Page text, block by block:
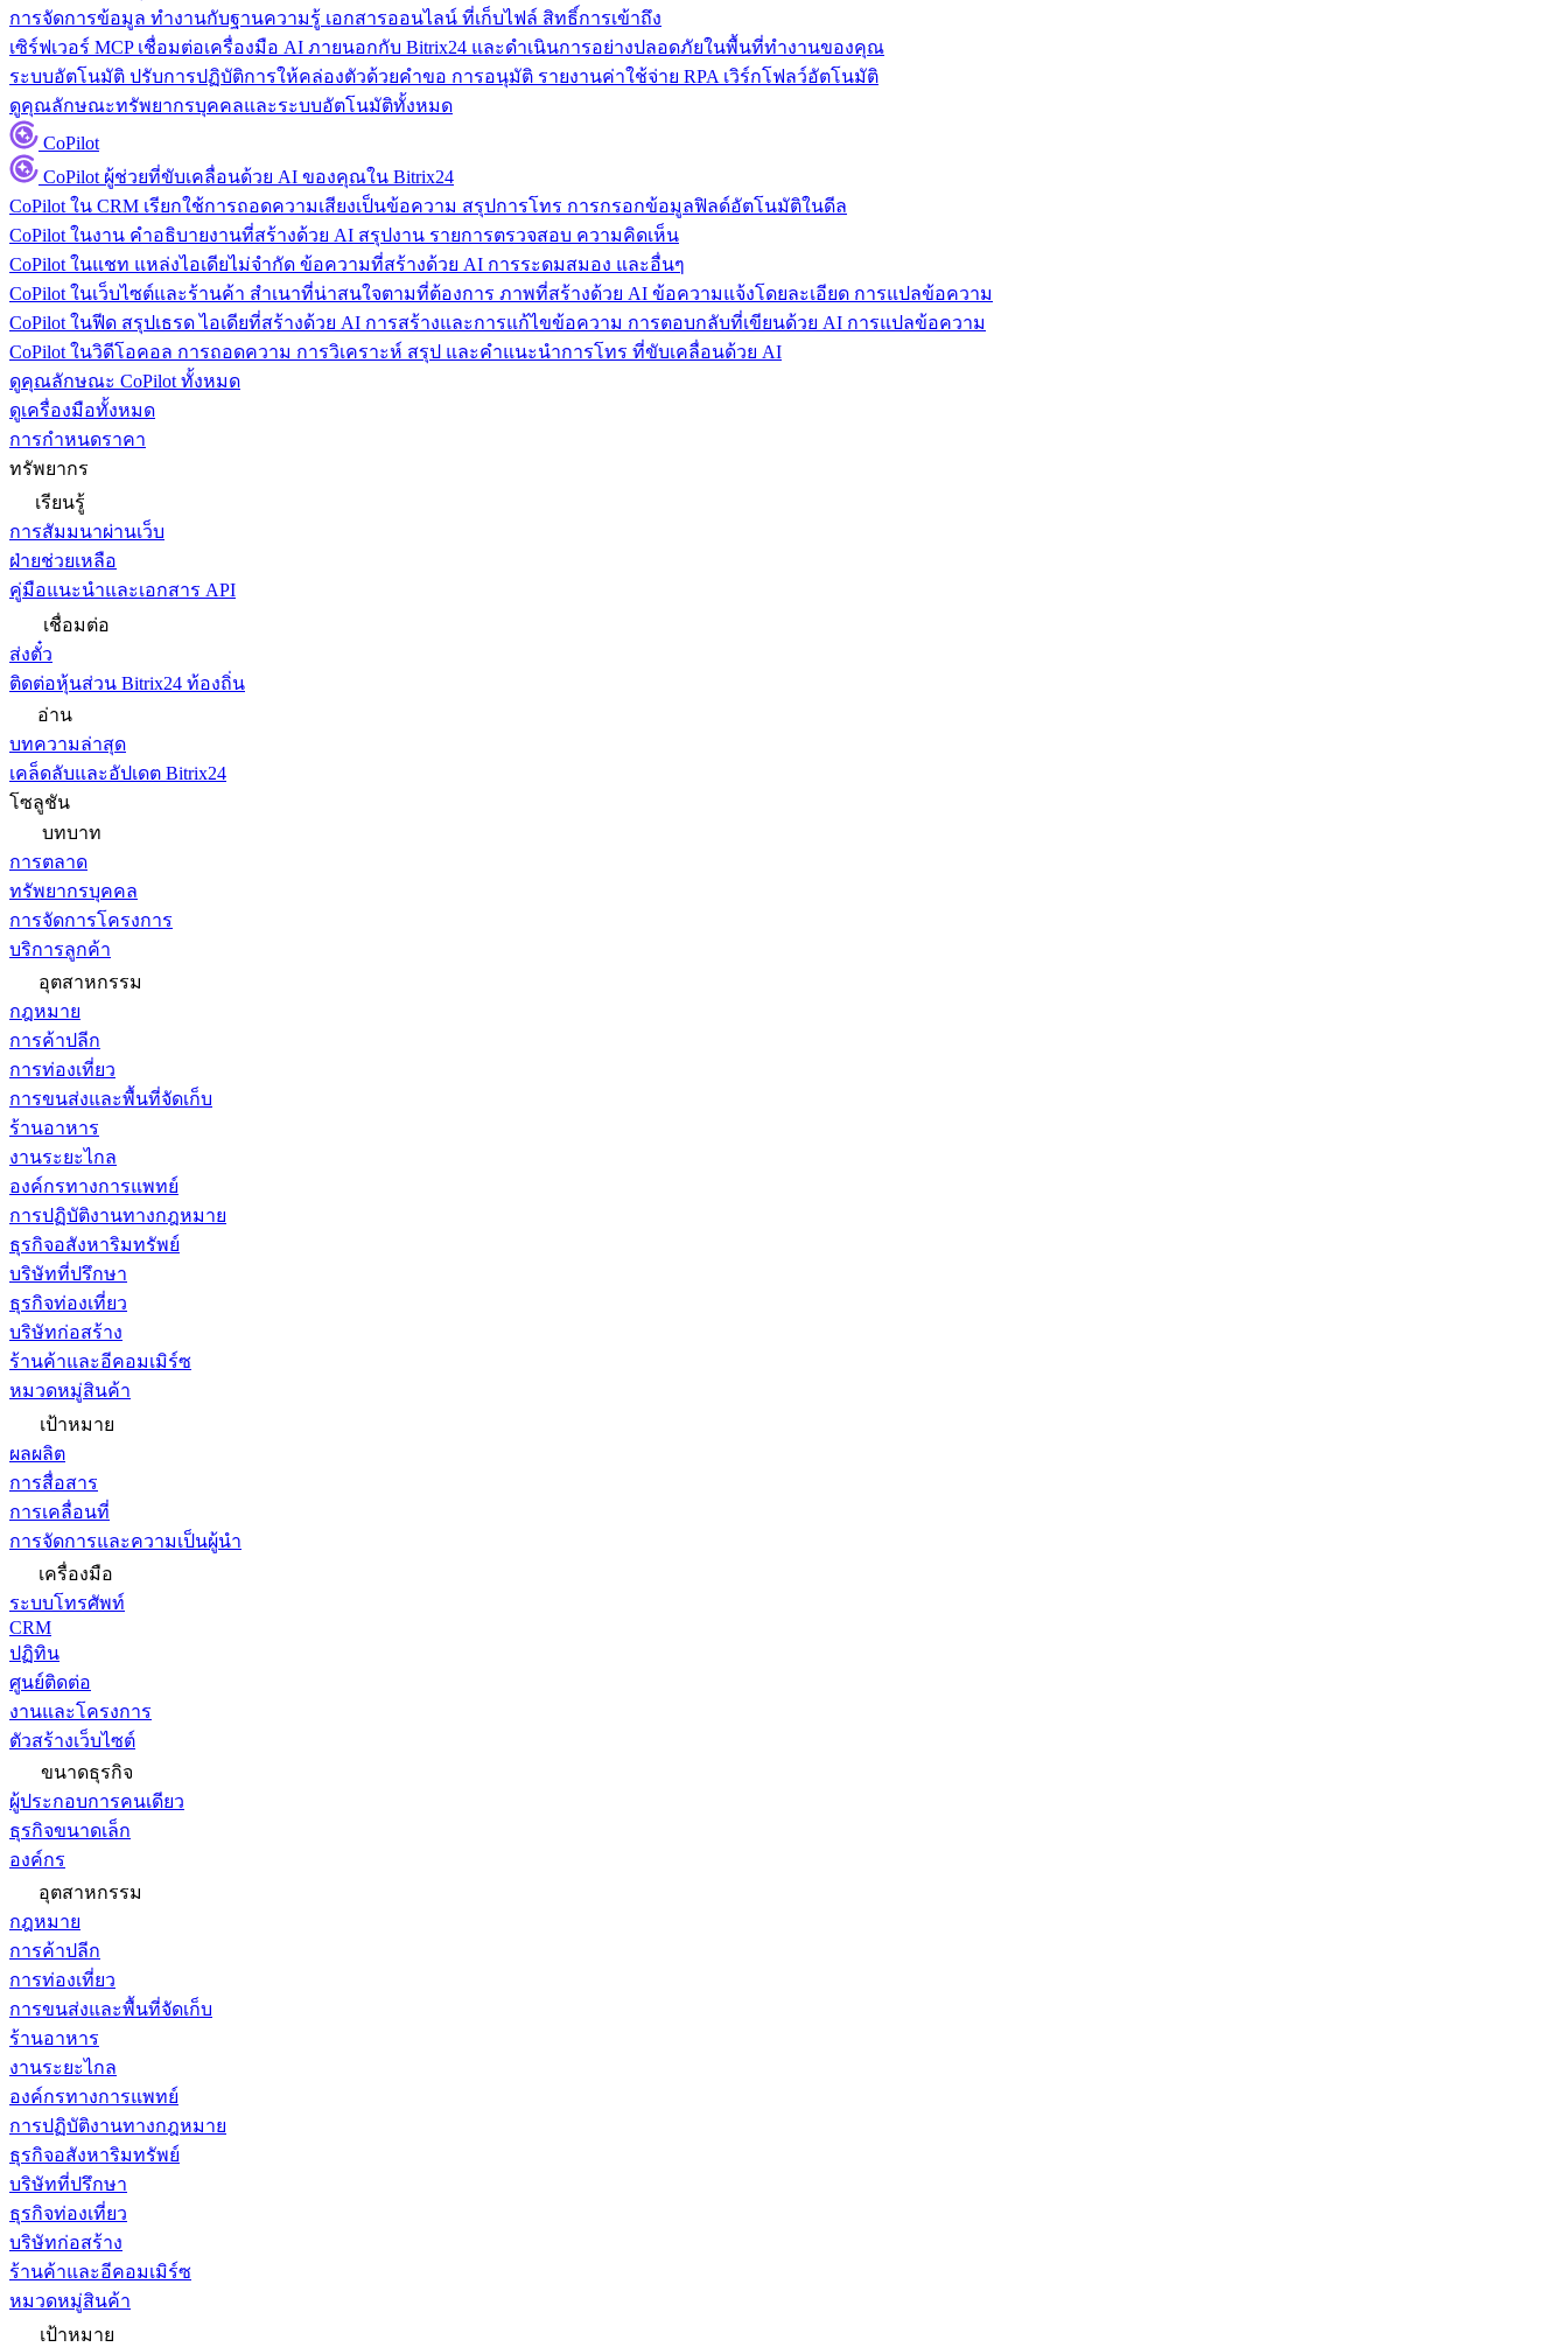
การจัดการข้อมูล ทำงานกับฐานความรู้ เอกสารออนไลน์ ที่เก็บไฟล์ สิทธิ์การเข้าถึง
เซิร์ฟเวอร์ MCP เชื่อมต่อเครื่องมือ AI ภายนอกกับ Bitrix24 และดำเนินการอย่างปลอดภัยในพื้นที่ทำงานของคุณ
ระบบอัตโนมัติ ปรับการปฏิบัติการให้คล่องตัวด้วยคำขอ การอนุมัติ รายงานค่าใช้จ่าย RPA เวิร์กโฟลว์อัตโนมัติ
ดูคุณลักษณะทรัพยากรบุคคลและระบบอัตโนมัติทั้งหมด
CoPilot
CoPilot ผู้ช่วยที่ขับเคลื่อนด้วย AI ของคุณใน Bitrix24
CoPilot ใน CRM เรียกใช้การถอดความเสียงเป็นข้อความ สรุปการโทร การกรอกข้อมูลฟิลด์อัตโนมัติในดีล
CoPilot ในงาน คำอธิบายงานที่สร้างด้วย AI สรุปงาน รายการตรวจสอบ ความคิดเห็น
CoPilot ในแชท แหล่งไอเดียไม่จำกัด ข้อความที่สร้างด้วย AI การระดมสมอง และอื่นๆ
CoPilot ในเว็บไซต์และร้านค้า สำเนาที่น่าสนใจตามที่ต้องการ ภาพที่สร้างด้วย AI ข้อความแจ้งโดยละเอียด การแปลข้อความ
CoPilot ในฟีด สรุปเธรด ไอเดียที่สร้างด้วย AI การสร้างและการแก้ไขข้อความ การตอบกลับที่เขียนด้วย AI การแปลข้อความ
CoPilot ในวิดีโอคอล การถอดความ การวิเคราะห์ สรุป และคำแนะนำการโทร ที่ขับเคลื่อนด้วย AI
ดูคุณลักษณะ CoPilot ทั้งหมด
ดูเครื่องมือทั้งหมด
การกำหนดราคา
ทรัพยากร
เรียนรู้
การสัมมนาผ่านเว็บ
ฝ่ายช่วยเหลือ
คู่มือแนะนำและเอกสาร API
เชื่อมต่อ
ส่งตั๋ว
ติดต่อหุ้นส่วน Bitrix24 ท้องถิ่น
อ่าน
บทความล่าสุด
เคล็ดลับและอัปเดต Bitrix24
โซลูชัน
บทบาท
การตลาด
ทรัพยากรบุคคล
การจัดการโครงการ
บริการลูกค้า
อุตสาหกรรม
กฎหมาย
การค้าปลีก
การท่องเที่ยว
การขนส่งและพื้นที่จัดเก็บ
ร้านอาหาร
งานระยะไกล
องค์กรทางการแพทย์
การปฏิบัติงานทางกฎหมาย
ธุรกิจอสังหาริมทรัพย์
บริษัทที่ปรึกษา
ธุรกิจท่องเที่ยว
บริษัทก่อสร้าง
ร้านค้าและอีคอมเมิร์ซ
หมวดหมู่สินค้า
เป้าหมาย
ผลผลิต
การสื่อสาร
การเคลื่อนที่
การจัดการและความเป็นผู้นำ
เครื่องมือ
ระบบโทรศัพท์
CRM
ปฏิทิน
ศูนย์ติดต่อ
งานและโครงการ
ตัวสร้างเว็บไซต์
ขนาดธุรกิจ
ผู้ประกอบการคนเดียว
ธุรกิจขนาดเล็ก
องค์กร
อุตสาหกรรม
กฎหมาย
การค้าปลีก
การท่องเที่ยว
การขนส่งและพื้นที่จัดเก็บ
ร้านอาหาร
งานระยะไกล
องค์กรทางการแพทย์
การปฏิบัติงานทางกฎหมาย
ธุรกิจอสังหาริมทรัพย์
บริษัทที่ปรึกษา
ธุรกิจท่องเที่ยว
บริษัทก่อสร้าง
ร้านค้าและอีคอมเมิร์ซ
หมวดหมู่สินค้า
เป้าหมาย